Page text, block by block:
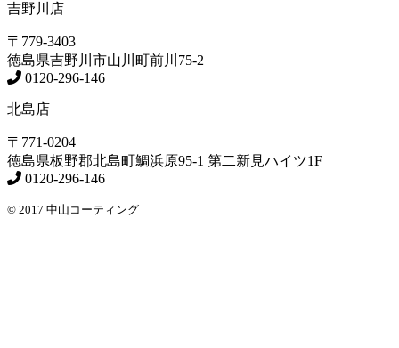
吉野川店
〒779-3403
徳島県吉野川市山川町前川75-2
0120-296-146
北島店
〒771-0204
徳島県板野郡北島町鯛浜原95-1 第二新見ハイツ1F
0120-296-146
© 2017 中山コーティング